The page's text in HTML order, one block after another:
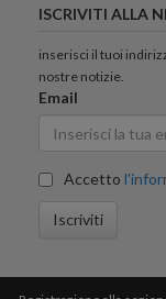
ISCRIVITI ALLA
inserisci il tuoi
nostre notizie.
Email
Accetto
Iscriviti